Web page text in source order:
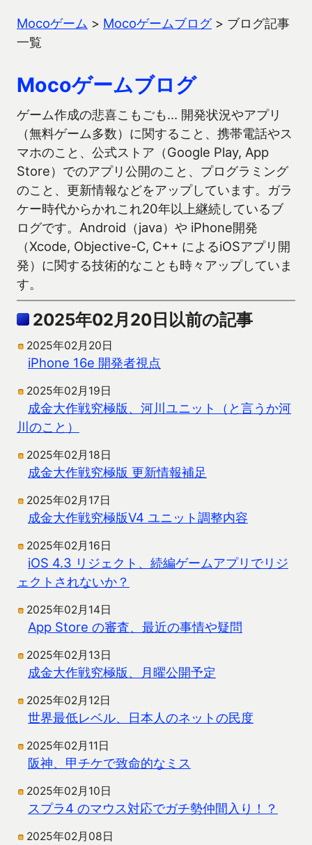
Mocoゲーム > Mocoゲームブログ> ブログ記事
一覧
Mocoゲームブログ
ゲーム作成の悲喜こもごも… 開発状況やアプリ
（無料ゲーム多数）に関すること、携帯電話やス
マホのこと、公式ストア（Google Play, App
Store）でのアプリ公開のこと、プログラミング
のこと、更新情報などをアップしています。ガラ
ケー時代からかれこれ20年以上継続しているブ
ログです。Android（java）や iPhone開発
（Xcode, Objective-C, C++ によるiOSアプリ開
発）に関する技術的なことも時々アップしていま
す。
2025年02月20日以前の記事
2025年02月20日
iPhone 16e 開発者視点
2025年02月19日
成金大作戦究極版、河川ユニット（と言うか河
川のこと）
2025年02月18日
成金大作戦究極版 更新情報補足
2025年02月17日
成金大作戦究極版V4 ユニット調整内容
2025年02月16日
iOS 4.3 リジェクト、続編ゲームアプリでリジ
ェクトされないか？
2025年02月14日
App Store の審査、最近の事情や疑問
2025年02月13日
成金大作戦究極版、月曜公開予定
2025年02月12日
世界最低レベル、日本人のネットの民度
2025年02月11日
阪神、甲チケで致命的なミス
2025年02月10日
スプラ4 のマウス対応でガチ勢仲間入り！？
2025年02月08日